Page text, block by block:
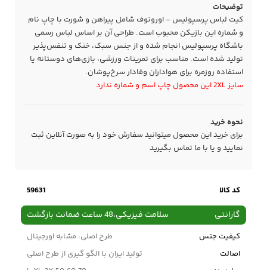
توضیحات
کیت لباس پرسپولیس - اورونوف شامل پیراهن و شورت با چاپ نام
و شماره این بازیکن محبوب است. طراحی آن بر اساس لباس رسمی
باشگاه پرسپولیس انجام شده و از جنس سبک، خنک و تنفس‌پذیر
تولید شده است. مناسب برای تمرینات ورزشی، بازی‌های دوستانه یا
استفاده روزمره برای هواداران وفادار سرخ‌پوشان.
سایز 2XL این محصول چاپ اسم و شماره ندارد
نحوه خرید
برای خرید این محصول میتوانید سفارش خود را به صورت آنلاین ثبت
نمایید و یا با ما تماس بگیرید
کد کالا 59631
گارانتی سلامت فیزیکی،48 ساعت ضمانت بازگشت
کیفیت جنس
طرح اصلی، مشابه اورجینال
اصالت
تولید ایران با الگو گیری از طرح اصلی